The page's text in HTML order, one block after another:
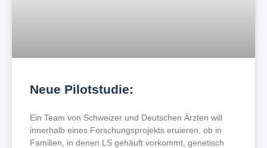
Neue Pilotstudie:
Ein Team von Schweizer und Deutschen Ärzten will
innerhalb eines Forschungsprojekts eruieren, ob in
Familien, in denen LS gehäuft vorkommt, genetisch